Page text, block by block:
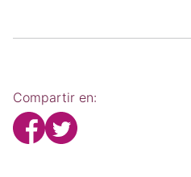
Compartir en: